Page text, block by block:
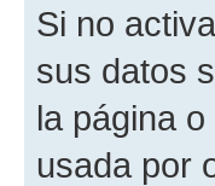
Si no
sus datos
la página
usada por